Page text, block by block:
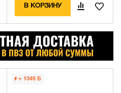
В КОРЗИНУ
+ 1349 Б